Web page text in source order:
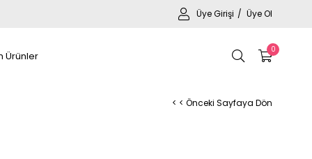
Üye Girişi Üye Ol
0
Ürünler
< < Önceki Sayfaya Dön